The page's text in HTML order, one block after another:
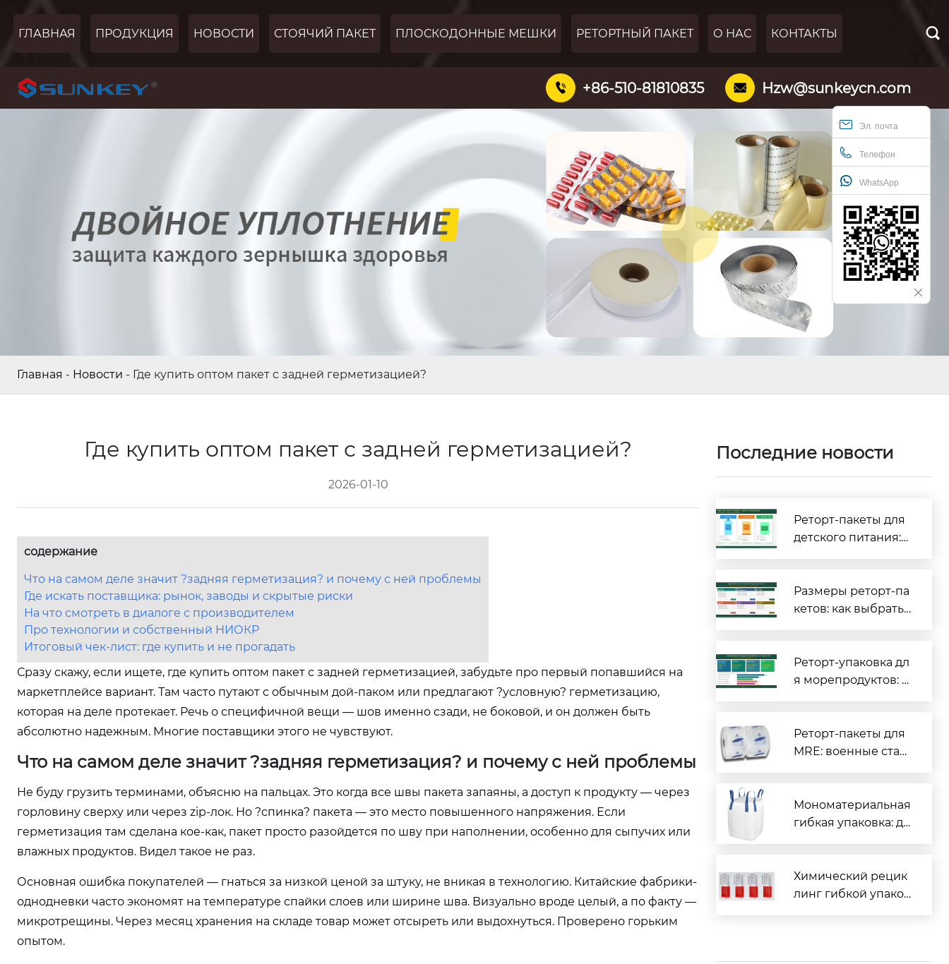
ГЛАВНАЯ ПРОДУКЦИЯ НОВОСТИ СТОЯЧИЙ ПАКЕТ ПЛОСКОДОННЫЕ МЕШКИ РЕТОРТНЫЙ ПАКЕТ О НАС КОНТАКТЫ 
 +86-510-81810835  Hzw@sunkeycn.com
Эл. почта
Телефон
WhatsApp
Главная - Новости - Где купить оптом пакет с задней герметизацией?
Где купить оптом пакет с задней герметизацией?
2026-01-10
содержание
Что на самом деле значит ?задняя герметизация? и почему с ней проблемы
Где искать поставщика: рынок, заводы и скрытые риски
На что смотреть в диалоге с производителем
Про технологии и собственный НИОКР
Итоговый чек-лист: где купить и не прогадать
Сразу скажу, если ищете, где купить оптом пакет с задней герметизацией, забудьте про первый попавшийся на
маркетплейсе вариант. Там часто путают с обычным дой-паком или предлагают ?условную? герметизацию,
которая на деле протекает. Речь о специфичной вещи — шов именно сзади, не боковой, и он должен быть
абсолютно надежным. Многие поставщики этого не чувствуют.
Что на самом деле значит ?задняя герметизация? и почему с ней проблемы
Не буду грузить терминами, объясню на пальцах. Это когда все швы пакета запаяны, а доступ к продукту — через
горловину сверху или через zip-лок. Но ?спинка? пакета — это место повышенного напряжения. Если
герметизация там сделана кое-как, пакет просто разойдется по шву при наполнении, особенно для сыпучих или
влажных продуктов. Видел такое не раз.
Основная ошибка покупателей — гнаться за низкой ценой за штуку, не вникая в технологию. Китайские фабрики-
однодневки часто экономят на температуре спайки слоев или ширине шва. Визуально вроде целый, а по факту —
микротрещины. Через месяц хранения на складе товар может отсыреть или выдохнуться. Проверено горьким
опытом.
Последние новости
Реторт-пакеты для
детского питания:
и соответствию тре
бованиям [2026]
Размеры реторт-па
кетов: как выбрать
одукта
Реторт-упаковка дл
я морепродуктов: п
и морской продукц
ии
Реторт-пакеты для
MRE: военные стан
Мономатериальная
гибкая упаковка: де
аркетинговая конц
епция?
Химический рецик
линг гибкой упаков